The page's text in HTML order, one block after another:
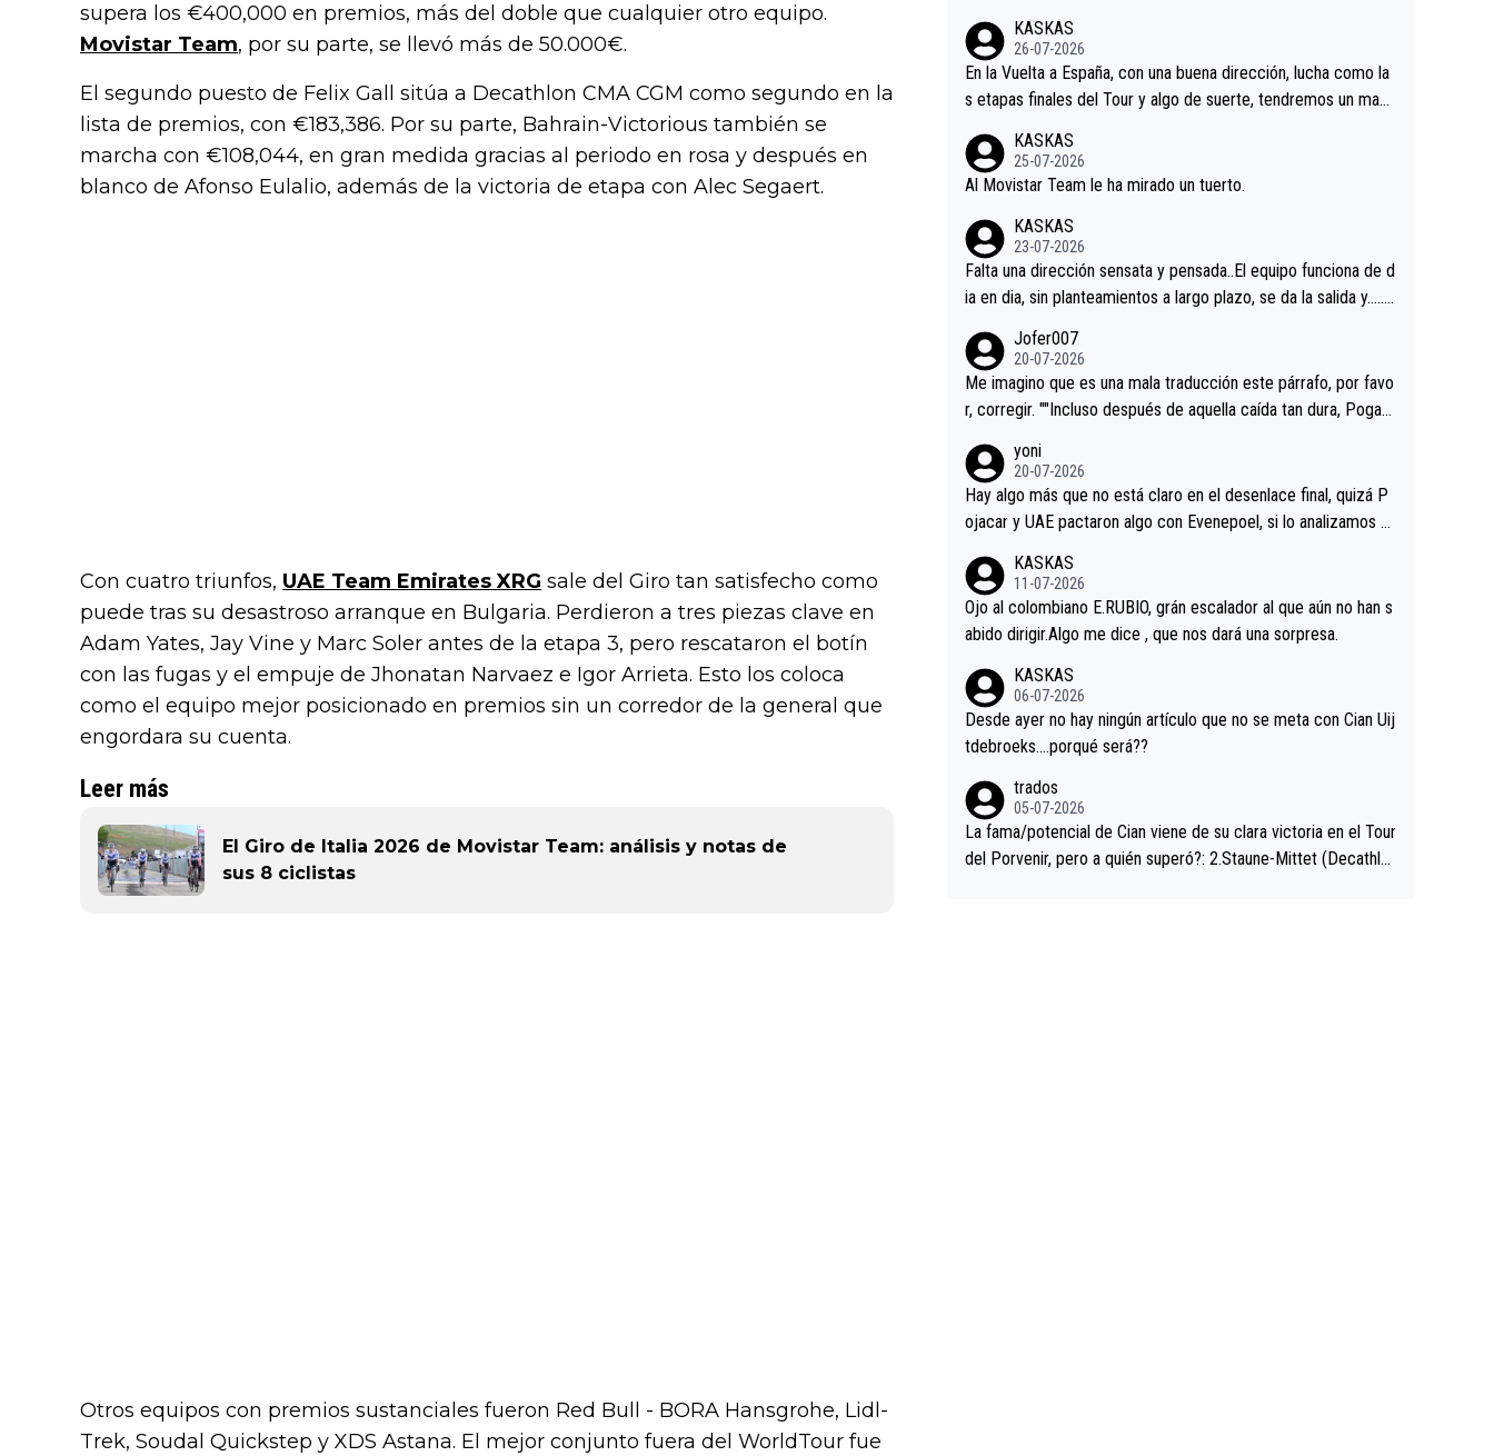
supera los €400,000 en premios, más del doble que cualquier otro equipo.
Movistar Team, por su parte, se llevó más de 50.000€.
El segundo puesto de Felix Gall sitúa a Decathlon CMA CGM como segundo en la
lista de premios, con €183,386. Por su parte, Bahrain-Victorious también se
marcha con €108,044, en gran medida gracias al periodo en rosa y después en
blanco de Afonso Eulalio, además de la victoria de etapa con Alec Segaert.
Con cuatro triunfos, UAE Team Emirates XRG sale del Giro tan satisfecho como
puede tras su desastroso arranque en Bulgaria. Perdieron a tres piezas clave en
Adam Yates, Jay Vine y Marc Soler antes de la etapa 3, pero rescataron el botín
con las fugas y el empuje de Jhonatan Narvaez e Igor Arrieta. Esto los coloca
como el equipo mejor posicionado en premios sin un corredor de la general que
engordara su cuenta.
Leer más
El Giro de Italia 2026 de Movistar Team: análisis y notas de
sus 8 ciclistas
Otros equipos con premios sustanciales fueron Red Bull - BORA Hansgrohe, Lidl-
Trek, Soudal Quickstep y XDS Astana. El mejor conjunto fuera del WorldTour fue
KASKAS
26-07-2026
En la Vuelta a España, con una buena dirección, lucha como la
s etapas finales del Tour y algo de suerte, tendremos un magn
KASKAS
25-07-2026
Al Movistar Team le ha mirado un tuerto.
KASKAS
23-07-2026
Falta una dirección sensata y pensada..El equipo funciona de d
ia en dia, sin planteamientos a largo plazo, se da la salida y…..v
a, Minguez, Velez etc etc.Me da pena vivir estos momentos t
an tristes sin victorias.
Jofer007
20-07-2026
Me imagino que es una mala traducción este párrafo, por favo
r, corregir. ""Incluso después de aquella caída tan dura, Pogac
rd permaneció pegado a su rueda. Parecía increíble la forma
en la que era capaz de controlar el miedo", recordó."
yoni
20-07-2026
Hay algo más que no está claro en el desenlace final, quizá P
ojacar y UAE pactaron algo con Evenepoel, si lo analizamos P
casi sin pedalear, luego está el saludo con Evenepoel dándose
la mano de una manera muy fraternal, más allá de los típicos t
oques en el hombro con que saludaba a Vingegard. Ahí hubo u
o aprieta, a ver si por querer poner a Del Toro con calzador e
n posición de podio UAE y Pojacar se van complicar el tour.
KASKAS
11-07-2026
Ojo al colombiano E.RUBIO, grán escalador al que aún no han s
abido dirigir.Algo me dice , que nos dará una sorpresa.
KASKAS
06-07-2026
Desde ayer no hay ningún artículo que no se meta con Cian Uij
tdebroeks….porqué será??
trados
05-07-2026
La fama/potencial de Cian viene de su clara victoria en el Tour
del Porvenir, pero a quién superó?: 2.Staune-Mittet (Decathlo